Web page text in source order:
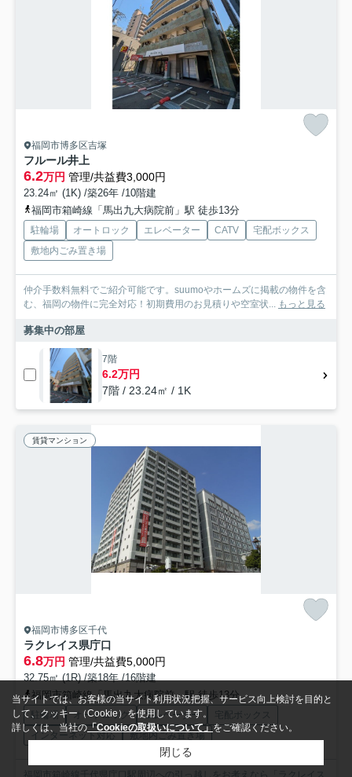
福岡市博多区吉塚
フルール井上
6.2万円 管理/共益費3,000円
23.24㎡ (1K) /築26年 /10階建
福岡市箱崎線「馬出九大病院前」駅 徒歩13分
駐輪場 オートロック エレベーター CATV
宅配ボックス
敷地内ごみ置き場
仲介手数料無料でご紹介可能です。suumoやホームズに掲載の物件を含
む、福岡の物件に完全対応！初期費用のお見積りや空室状...
もっと見る
募集中の部屋
7階
6.2万円
7階 / 23.24㎡ / 1K
賃貸マンション
福岡市博多区千代
ラクレイス県庁口
6.8万円 管理/共益費5,000円
32.75㎡ (1R) /築18年 /16階建
福岡市箱崎線「馬出九大病院前」駅 徒歩13分
駐輪場 オートロック エレベーター
宅配ボックス
インターネット対応
敷地内ごみ置き場
福岡市箱崎線千代県庁口駅周辺への引っ越しをお考えなら「ラクレイス
当サイトでは、お客様の当サイト利用状況把握、サービス向上検討を目的と
して、クッキー（Cookie）を使用しています。
詳しくは、当社の「Cookieの取扱いについて」をご確認ください。
閉じる